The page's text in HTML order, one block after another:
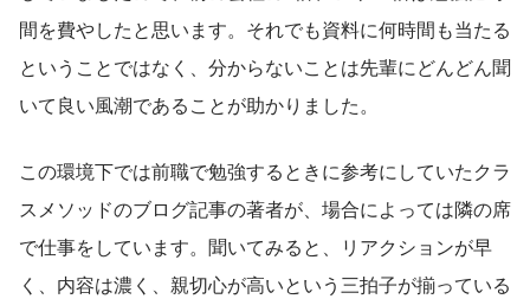
間を費やしたと思います。それでも資料に何時間も当たる
ということではなく、分からないことは先輩にどんどん聞
いて良い風潮であることが助かりました。
この環境下では前職で勉強するときに参考にしていたクラ
スメソッドのブログ記事の著者が、場合によっては隣の席
で仕事をしています。聞いてみると、リアクションが早
く、内容は濃く、親切心が高いという三拍子が揃っている